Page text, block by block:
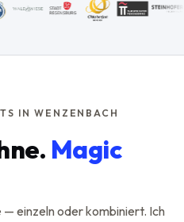
IN WENZENBACH
Magic
einzeln oder kombiniert. Ich